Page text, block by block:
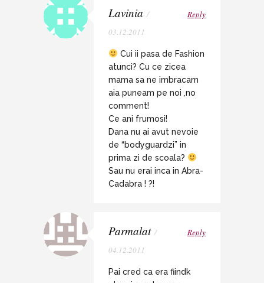
Lavinia /
03.12.2011
Reply
Cui ii pasa de Fashion
atunci? Cu ce zicea
mama sa ne imbracam
aia puneam pe noi ,no
comment!
Ce ani frumosi!
Dana nu ai avut nevoie
de “bodyguardzi” in
prima zi de scoala?
Sau nu erai inca in Abra-
Cadabra ! ?!
Parmalat /
04.12.2011
Reply
Pai cred ca era fiindk